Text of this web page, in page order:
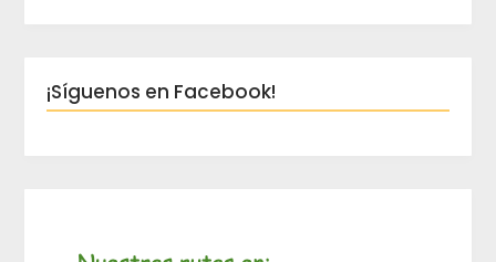
¡Síguenos en Facebook!